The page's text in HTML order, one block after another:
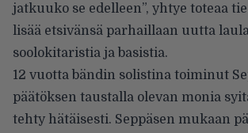
jatkuuko se edelleen”, yhtye toteaa
lisää etsivänsä parhaillaan uutta
soolokitaristia ja basistia.
12 vuotta bändin solistina toiminut
päätöksen taustalla olevan monia
tehty hätäisesti. Seppäsen mukaan